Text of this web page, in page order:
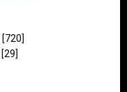
[720]
[29]